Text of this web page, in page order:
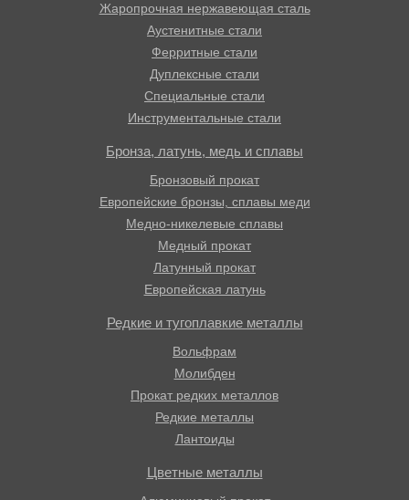
Жаропрочная нержавеющая сталь
Аустенитные стали
Ферритные стали
Дуплексные стали
Специальные стали
Инструментальные стали
Бронза, латунь, медь и сплавы
Бронзовый прокат
Европейские бронзы, сплавы меди
Медно-никелевые сплавы
Медный прокат
Латунный прокат
Европейская латунь
Редкие и тугоплавкие металлы
Вольфрам
Молибден
Прокат редких металлов
Редкие металлы
Лантоиды
Цветные металлы